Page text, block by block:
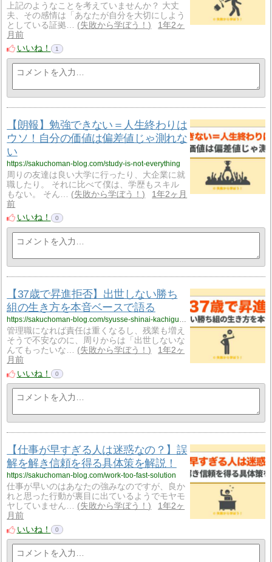
上記のようなことを考えていませんか？ 大丈
夫、その感情は「あなたが自分を大切にしよう
としている証拠…
失敗から学ぼう！
1年2ヶ
月前
いいね！
1
【朗報】勉強できない＝人生終わりは
ウソ！自分の価値は偏差値じゃ測れな
い
https://sakuchoman-blog.com/study-is-not-everything
周りの友達は良い大学に行ったり、大企業に就
職したり。 それに比べて僕は、学歴もスキル
もない。 そん…
失敗から学ぼう！
1年2ヶ月
前
いいね！
0
【37歳で昇進拒否】出世しない勝ち
組の生き方を本音ベースで語る
https://sakuchoman-blog.com/syusse-shinai-kachigumi-lifestyle
管理職になれば責任は重くなるし、残業も増え
そうで不安なのに、周りからは「出世しないな
んてもったいな…
失敗から学ぼう！
1年2ヶ
月前
いいね！
0
【仕事が早すぎる人は迷惑なの？】誤
解を解き信頼を得る具体策を解説！
https://sakuchoman-blog.com/work-too-fast-solution
仕事が早いのはあなたの強みなのですが、良か
れと思った行動が裏目に出ているようでモヤモ
ヤしていません…
失敗から学ぼう！
1年2ヶ
月前
いいね！
0